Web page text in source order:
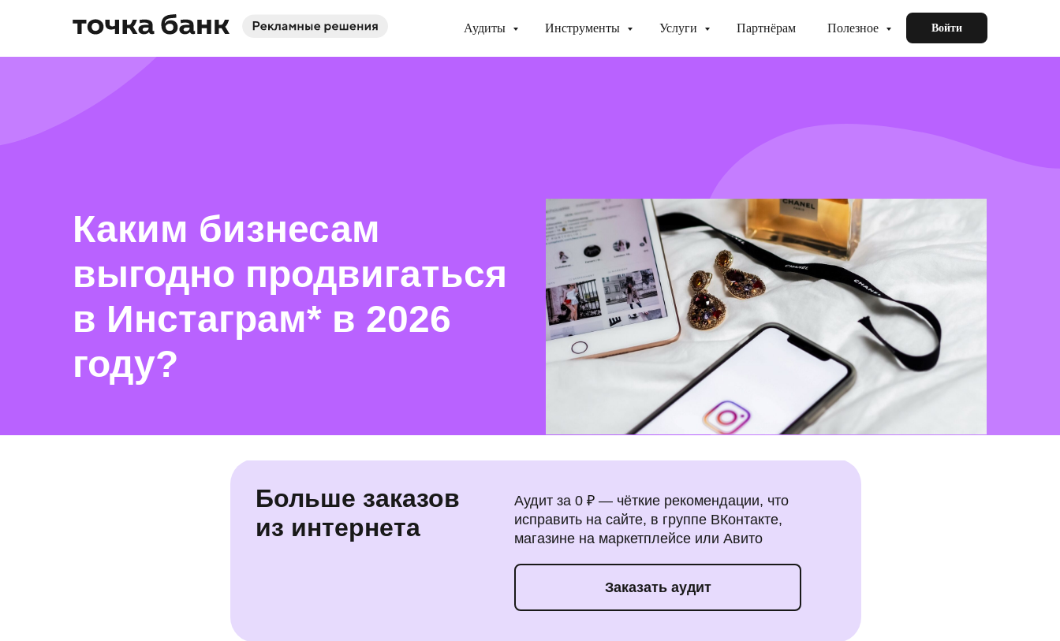
Аудиты Инструменты Услуги Партнёрам Полезное Войти
Каким бизнесам
выгодно продвигаться
в Инстаграм* в 2026
году?
Аудит за 0 ₽ — чёткие рекомендации, что
исправить на сайте, в группе ВКонтакте,
магазине на маркетплейсе или Авито
Больше заказов
из интернета
Заказать аудит